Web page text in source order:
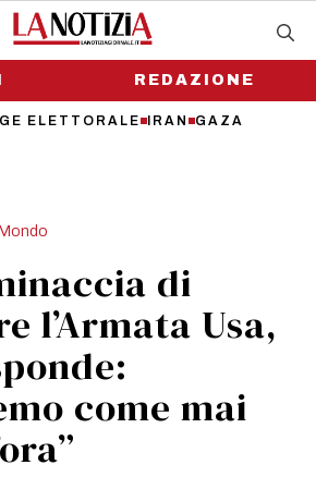
ELETTORALE IRAN GAZA
REDAZIONE
di
l’Armata Usa,
come mai